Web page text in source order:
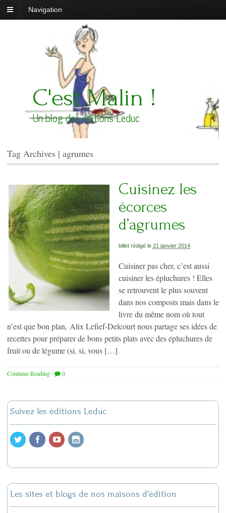
Navigation
C'est Malin !
Un blog des éditions Leduc
Tag Archives | agrumes
Cuisinez les
écorces
d’agrumes
billet rédigé le 21 janvier 2014
Cuisiner pas cher, c’est aussi
cuisiner les épluchures ! Elles
se retrouvent le plus souvent
dans nos composts mais dans le
livre du même nom où tout
n’est que bon plan, Alix Lefief-Delcourt nous partage ses idées de
recettes pour préparer de bons petits plats avec des épluchures de
fruit ou de légume (si, si, vous […]
Continue Reading · 0
Suivez les éditions Leduc
Les sites et blogs de nos maisons d'édition